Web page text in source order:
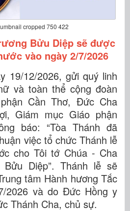
cropped 750 422
Bửu Diệp sẽ được
vào ngày 2/7/2026
19/12/2026, gửi quý linh
và toàn thể cộng đoàn
Cần Thơ, Đức Cha
Giám mục Giáo phận
báo: “Tòa Thánh đã
việc tổ chức Thánh lễ
cho Tôi tớ Chúa - Cha
Bửu Diệp”. Thánh lễ sẽ
tâm Hành hương Tắc
2026 và do Đức Hồng y
Thánh Cha, chủ sự.